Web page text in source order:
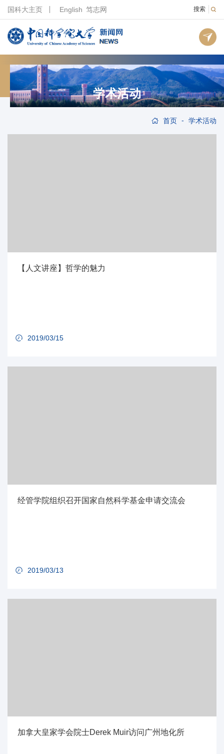
搜索
国科大主页 English 笃志网
学术活动
首页 - 学术活动
【人文讲座】哲学的魅力
2019/03/15
经管学院组织召开国家自然科学基金申请交流会
2019/03/13
加拿大皇家学会院士Derek Muir访问广州地化所